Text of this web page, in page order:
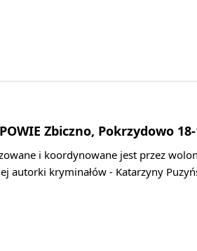
Zbiczno, Pokrzydowo
i koordynowane jest przez
autorki kryminałów - Katarzyny